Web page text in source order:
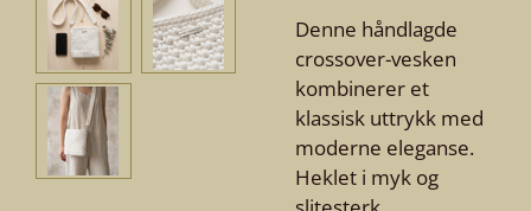
Denne håndlagde
crossover-vesken
kombinerer et
klassisk uttrykk med
moderne eleganse.
Heklet i myk og